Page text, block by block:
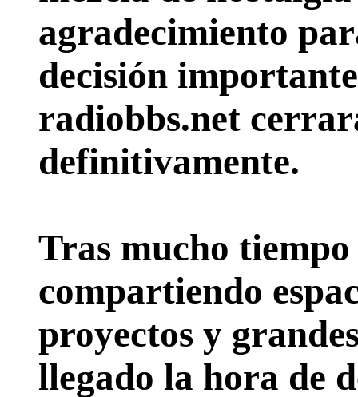
agradecimiento
decisión
radiobbs.net
definitivamente.
Tras mucho
compartiendo
proyectos y
llegado la hora de